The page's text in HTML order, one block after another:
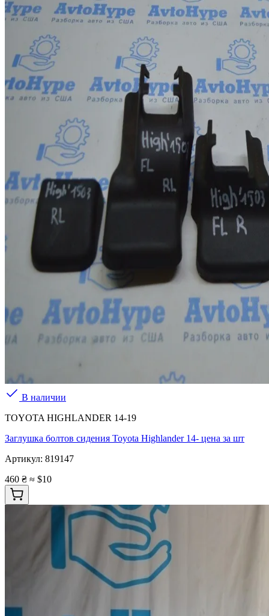
В наличии
TOYOTA HIGHLANDER 14-19
Заглушка болтов сидения Toyota Highlander 14- цена за шт
Артикул: 819147
460 ₴ ≈ $10